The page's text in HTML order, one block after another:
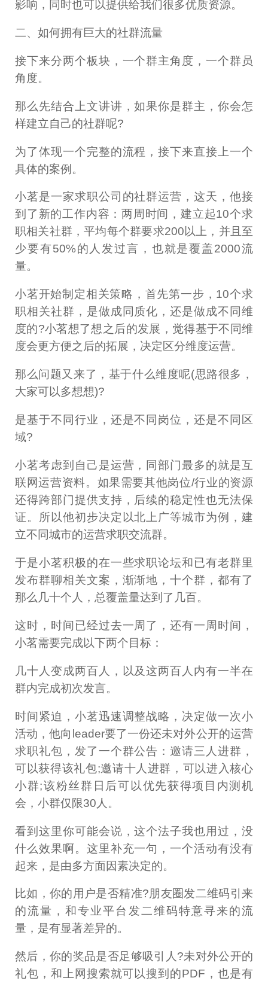
影响，同时也可以提供给我们很多优质资源。
二、如何拥有巨大的社群流量
接下来分两个板块，一个群主角度，一个群员
角度。
那么先结合上文讲讲，如果你是群主，你会怎
样建立自己的社群呢?
为了体现一个完整的流程，接下来直接上一个
具体的案例。
小茗是一家求职公司的社群运营，这天，他接
到了新的工作内容：两周时间，建立起10个求
职相关社群，平均每个群要求200以上，并且至
少要有50%的人发过言，也就是覆盖2000流
量。
小茗开始制定相关策略，首先第一步，10个求
职相关社群，是做成同质化，还是做成不同维
度的?小茗想了想之后的发展，觉得基于不同维
度会更方便之后的拓展，决定区分维度运营。
那么问题又来了，基于什么维度呢(思路很多，
大家可以多想想)?
是基于不同行业，还是不同岗位，还是不同区
域?
小茗考虑到自己是运营，同部门最多的就是互
联网运营资料。如果需要其他岗位/行业的资源
还得跨部门提供支持，后续的稳定性也无法保
证。所以他初步决定以北上广等城市为例，建
立不同城市的运营求职交流群。
于是小茗积极的在一些求职论坛和已有老群里
发布群聊相关文案，渐渐地，十个群，都有了
那么几十个人，总覆盖量达到了几百。
这时，时间已经过去一周了，还有一周时间，
小茗需要完成以下两个目标：
几十人变成两百人，以及这两百人内有一半在
群内完成初次发言。
时间紧迫，小茗迅速调整战略，决定做一次小
活动，他向leader要了一份还未对外公开的运营
求职礼包，发了一个群公告：邀请三人进群，
可以获得该礼包;邀请十人进群，可以进入核心
小群;该粉丝群日后可以优先获得项目内测机
会，小群仅限30人。
看到这里你可能会说，这个法子我也用过，没
什么效果啊。这里补充一句，一个活动有没有
起来，是由多方面因素决定的。
比如，你的用户是否精准?朋友圈发二维码引来
的流量，和专业平台发二维码特意寻来的流
量，是有显著差异的。
然后，你的奖品是否足够吸引人?未对外公开的
礼包，和上网搜索就可以搜到的PDF，也是有